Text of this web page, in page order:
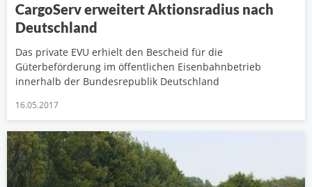
CargoServ erweitert Aktionsradius nach
Deutschland
Das private EVU erhielt den Bescheid für die
Güterbeförderung im öffentlichen Eisenbahnbetrieb
innerhalb der Bundesrepublik Deutschland
16.05.2017